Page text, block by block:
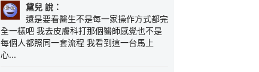
黛兒 說：
還是要看醫生不是每一家操作方式都完
全一樣吧 我去皮膚科打那個醫師感覺也不是
每個人都照同一套流程 我看到這一台馬上
心...